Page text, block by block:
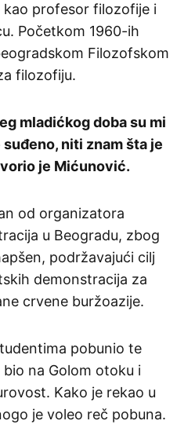
kao profesor filozofije i
Početkom 1960-ih
Filozofskom
filozofiju.
mladićkog doba su mi
niti znam šta je
je Mićunović.
od organizatora
u Beogradu, zbog
podržavajući cilj
demonstracija za
crvene buržoazije.
pobunio te
na Golom otoku i
Kako je rekao u
je voleo reč pobuna.